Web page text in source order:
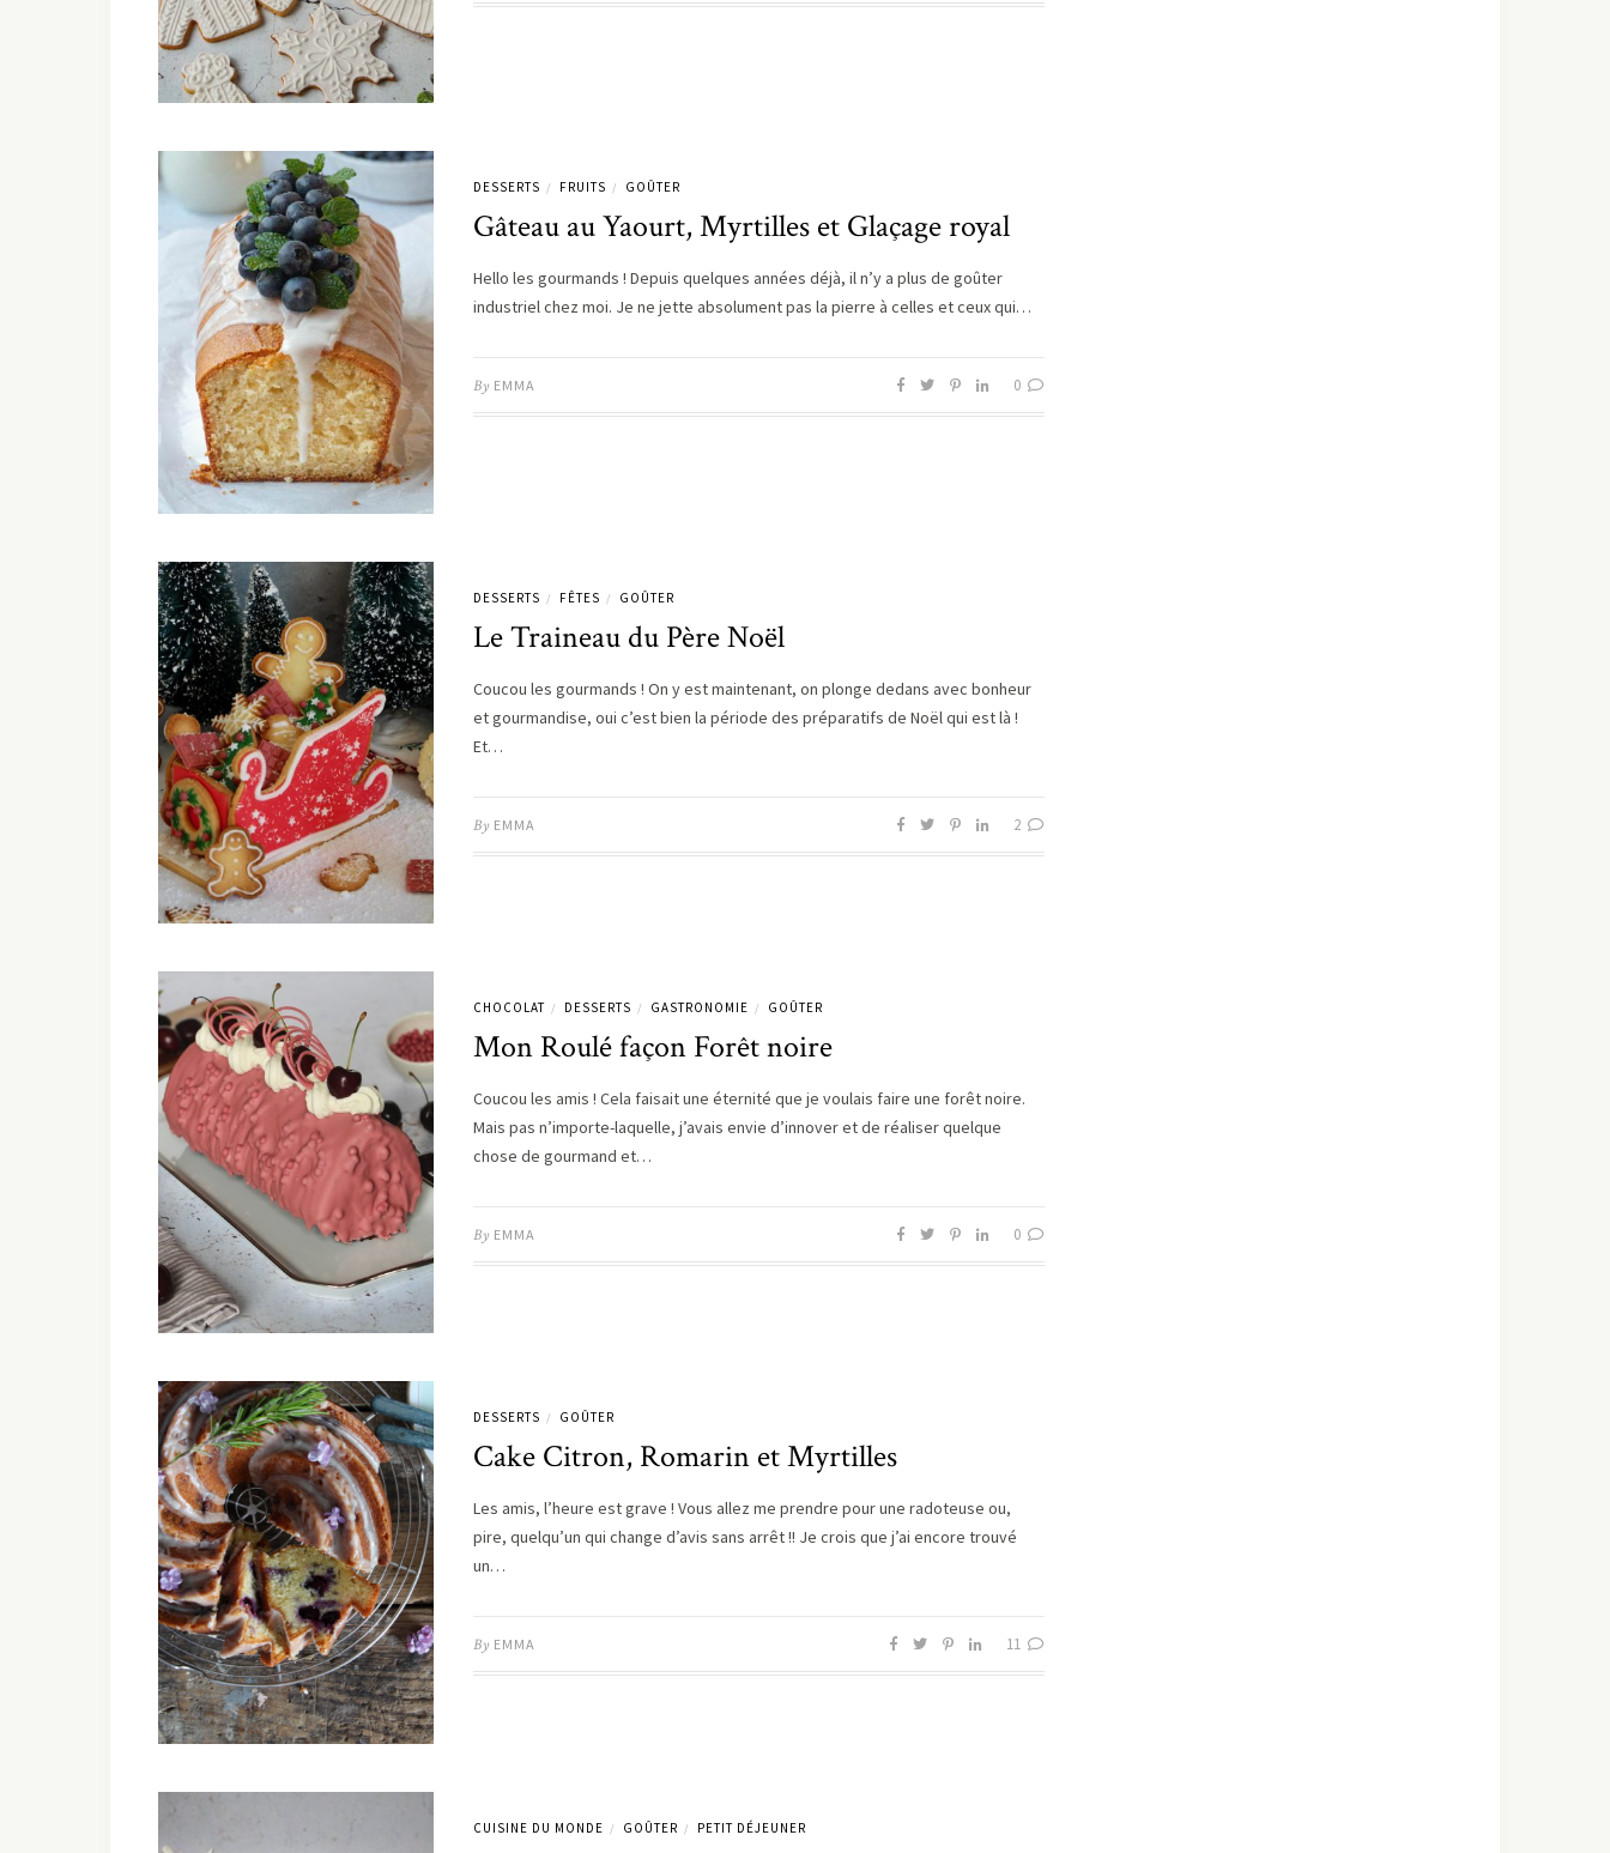
DESSERTS / FRUITS / GOÛTER
Gâteau au Yaourt, Myrtilles et Glaçage royal
Hello les gourmands ! Depuis quelques années déjà, il n’y a plus de goûter
industriel chez moi. Je ne jette absolument pas la pierre à celles et ceux qui…
By EMMA 0
DESSERTS / FÊTES / GOÛTER
Le Traineau du Père Noël
Coucou les gourmands ! On y est maintenant, on plonge dedans avec bonheur
et gourmandise, oui c’est bien la période des préparatifs de Noël qui est là !
Et…
By EMMA 2
CHOCOLAT / DESSERTS / GASTRONOMIE / GOÛTER
Mon Roulé façon Forêt noire
Coucou les amis ! Cela faisait une éternité que je voulais faire une forêt noire.
Mais pas n’importe-laquelle, j’avais envie d’innover et de réaliser quelque
chose de gourmand et…
By EMMA 0
DESSERTS / GOÛTER
Cake Citron, Romarin et Myrtilles
Les amis, l’heure est grave ! Vous allez me prendre pour une radoteuse ou,
pire, quelqu’un qui change d’avis sans arrêt !! Je crois que j’ai encore trouvé
un…
By EMMA 11
CUISINE DU MONDE / GOÛTER / PETIT DÉJEUNER